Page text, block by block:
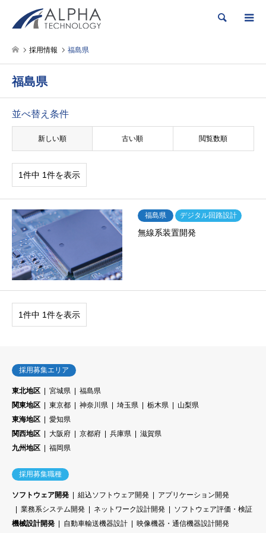
検索
採用情報 福島県
福島県
並べ替え条件
新しい順 古い順 閲覧数順
1件中 1件を表示
福島県 デジタル回路設計
無線系装置開発
1件中 1件を表示
採用募集エリア
東北地区 宮城県
福島県
関東地区
東京都 神奈川県 埼玉県 栃木県
山梨県
東海地区
愛知県
関西地区
大阪府 京都府 兵庫県
滋賀県
九州地区
福岡県
採用募集職種
ソフトウェア開発 組込ソフトウェア開発
アプリケーション開発
業務系システム開発
ネットワーク設計開発
ソフトウェア評価・検証
機械設計開発
自動車輸送機器設計 映像機器・通信機器設計開発